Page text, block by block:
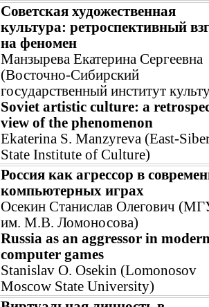
Советская художественная
культура: ретроспективный
на феномен
Манзырева Екатерина Сергеевна
(Восточно-Сибирский
государственный институт
Soviet artistic culture: a
view of the phenomenon
Ekaterina S. Manzyreva (East-
State Institute of Culture)
Россия как агрессор в
компьютерных играх
Осекин Станислав Олегович
им. М.В. Ломоносова)
Russia as an aggressor in
computer games
Stanislav O. Osekin (Lomonosov
Moscow State University)